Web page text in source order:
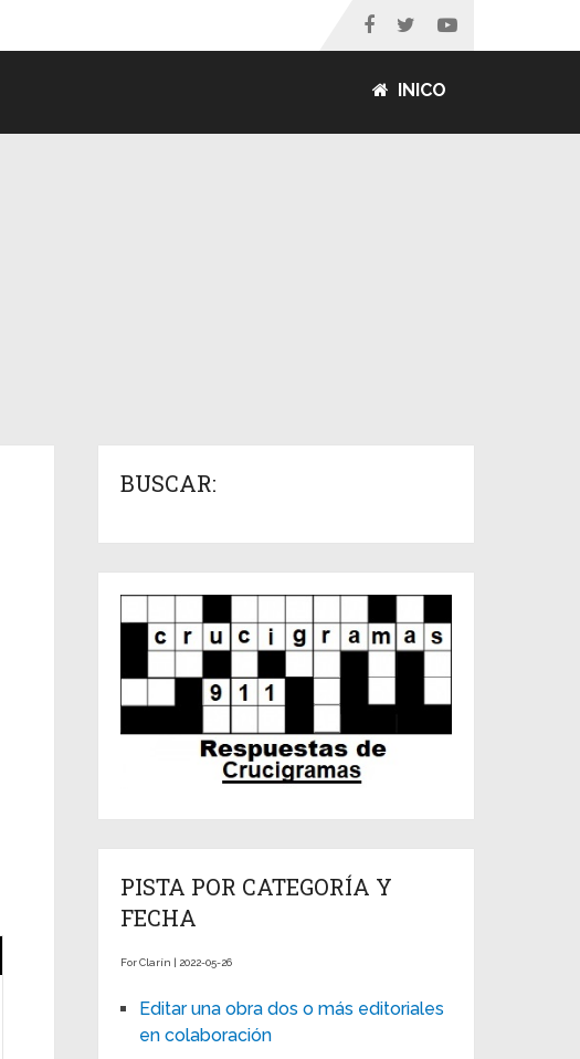
INICO
BUSCAR:
PISTA POR CATEGORÍA Y
FECHA
For Clarín | 2022-05-26
Editar una obra dos o más editoriales
en colaboración